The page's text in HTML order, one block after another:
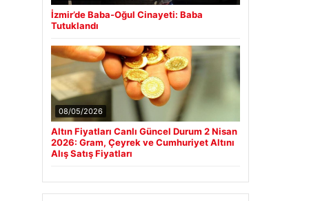
İzmir’de Baba-Oğul Cinayeti: Baba
Tutuklandı
08/05/2026
Altın Fiyatları Canlı Güncel Durum 2 Nisan
2026: Gram, Çeyrek ve Cumhuriyet Altını
Alış Satış Fiyatları